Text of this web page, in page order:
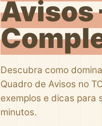
Avisos
Descubra como
Quadro de Avisos no
exemplos e dicas para
minutos.